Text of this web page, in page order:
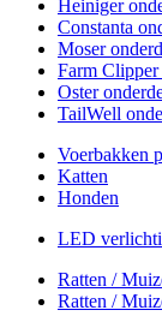
Heiniger
Constanta
Moser
Farm Clipper
Oster
TailWell
Voerbakken
Katten
Honden
LED
Ratten /
Ratten /